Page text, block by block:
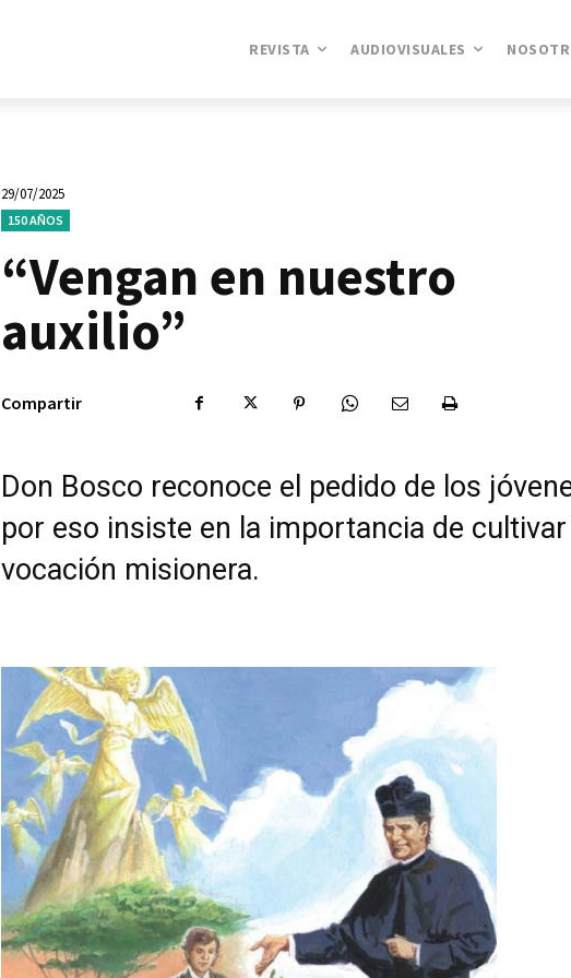
REVISTA AUDIOVISUALES
29/07/2025
150 AÑOS
“Vengan en nuestro
auxilio”
Compartir
Don Bosco reconoce el pedido de los
por eso insiste en la importancia de
vocación misionera.